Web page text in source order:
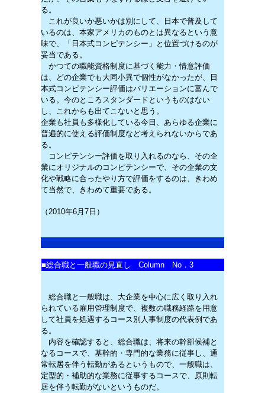
る。
これが良いか悪いかは別にして、日本で普及して
いるのは、本家アメリカのものとは異なるという意
味で、「日本式コンピテンシー」と位置づけるのが
妥当である。
かつての職能資格制度に基づく能力・情意評価
は、どの企業でも大同小異で個性がなかったが、日
本式コンピテンシー評価はバリエーションに富んで
いる。今のところスタンダードというものはない
し、これからも出てこないと思う。
企業も社員も多様化している今日、あらゆる企業に
普遍的に使える評価制度など考えられないからであ
る。
コンピテンシー評価を取り入れるのなら、その企
業にオリジナルのコンピテンシーで、その企業の文
化や戦略に合ったやり方で評価をするのは、きわめ
て当然で、きわめて重要である。
（2010年6月7日）
■総合職と一般職の見直し Column No．3
総合職と一般職は、大企業を中心に広く取り入れ
られている雇用管理制度で、複数の職務経路を用意
して社員を処遇するコース別人事制度の代表例であ
る。
内容を確認すると、総合職は、将来の幹部候補と
なるコースで、基幹的・専門的な業務に従事し、通
常転居を伴う転勤があるというもので、一般職は、
定型的・補助的な業務に従事するコースで、原則転
居を伴う転勤がないというものだ。